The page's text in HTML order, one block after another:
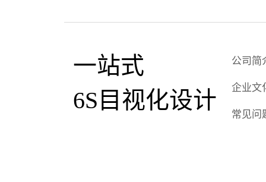
一站式
6S目视化设计
公司简
企业文
常见问